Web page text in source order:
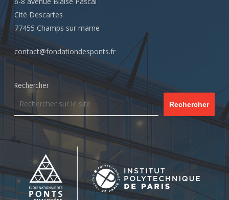
Cité Descartes
77455 Champs sur marne
contact@fondationdesponts.fr
Rechercher
Rechercher